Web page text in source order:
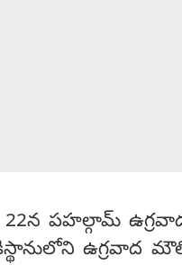
22న పహల్గామ్
ఉగ్రవాద